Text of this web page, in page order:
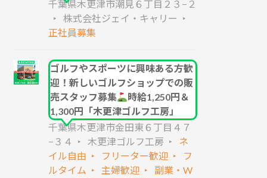
千葉県木更津市潮見６丁目２３−２
株式会社ジェイ・キャリー
正社員募集
ゴルフやスポーツに興味ある方歓
迎！新しいゴルフショップでの販
売スタッフ募集
時給1,250円＆
1,300円「木更津ゴルフ工房」
千葉県木更津市金田東６丁目４７
−３４
木更津ゴルフ工房
ネ
イル自由
フリーター歓迎
フ
ルタイム
主婦歓迎
副業・W